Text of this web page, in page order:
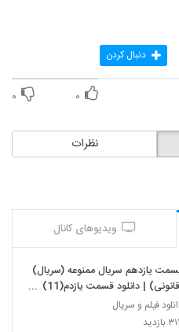
دنبال کردن
۰ ۰
نظرات
ویدیوهای کانال
یازدهم سریال ممنوعه (سریال)
(قانونی) | دانلود قسمت یازدم(11)
ممنوعه . یازده
فیلم و سریال